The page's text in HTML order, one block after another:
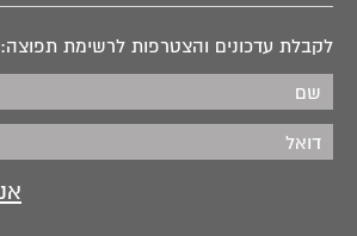
לקבלת עדכונים והצטרפות לרשימת תפוצה: